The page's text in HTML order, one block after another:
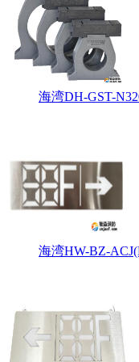
海湾DH-GST-
海湾HW-BZ-